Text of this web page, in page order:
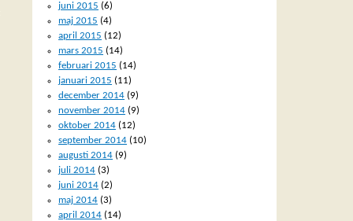
juni 2015 (6)
maj 2015 (4)
april 2015 (12)
mars 2015 (14)
februari 2015 (14)
januari 2015 (11)
december 2014 (9)
november 2014 (9)
oktober 2014 (12)
september 2014 (10)
augusti 2014 (9)
juli 2014 (3)
juni 2014 (2)
maj 2014 (3)
april 2014 (14)